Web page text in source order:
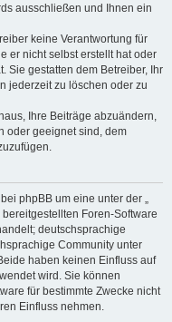
ausschließen und Ihnen ein
keine Verantwortung für
er nicht selbst erstellt hat oder
Sie gestatten dem Betreiber, Ihr
jederzeit zu löschen oder zu
Ihre Beiträge abzuändern,
oder geeignet sind, dem
phpBB um eine unter der „
bereitgestellten Foren-Software
deutschsprachige
Community unter
haben keinen Einfluss auf
wird. Sie können
für bestimmte Zwecke nicht
Einfluss nehmen.